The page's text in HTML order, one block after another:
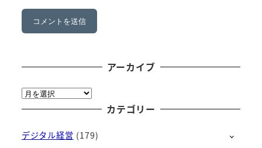
アーカイブ
ア
ー
イ
カテゴリー
デジタル経営 (179)